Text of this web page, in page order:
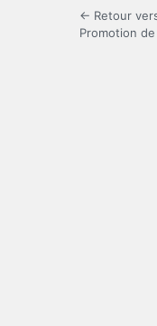
← Retour
Promotion